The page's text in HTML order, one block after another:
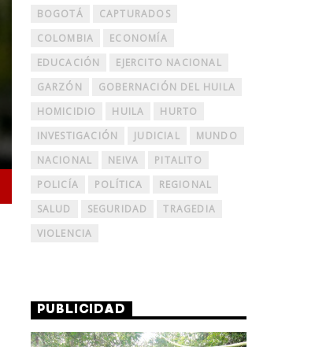
BOGOTÁ
CAPTURADOS
COLOMBIA
ECONOMÍA
EDUCACIÓN
EJERCITO NACIONAL
GARZÓN
GOBERNACIÓN DEL HUILA
HOMICIDIO
HUILA
HURTO
INVESTIGACIÓN
JUDICIAL
MUNDO
NACIONAL
NEIVA
PITALITO
POLICÍA
POLÍTICA
REGIONAL
SALUD
SEGURIDAD
TRAGEDIA
VIOLENCIA
PUBLICIDAD